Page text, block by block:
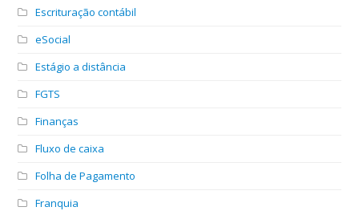
Escrituração contábil
eSocial
Estágio a distância
FGTS
Finanças
Fluxo de caixa
Folha de Pagamento
Franquia